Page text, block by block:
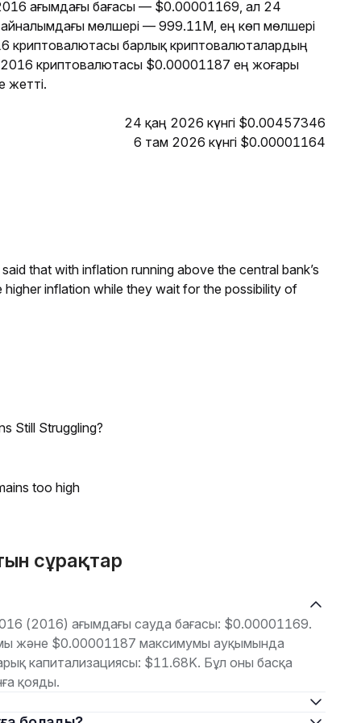
2016 ағымдағы бағасы — $0.00001169, ал 24
мөлшері — 999.11M, ең көп мөлшері
криптовалютасы барлық криптовалюталардың
криптовалютасы $0.00001187 ең жоғары
жетті.
24 қаң 2026 күнгі $0.00457346
6 там 2026 күнгі $0.00001164
that with inflation running above the central bank’s
inflation while they wait for the possibility of
Still Struggling?
too high
сұрақтар
(2016) ағымдағы сауда бағасы: $0.00001169.
және $0.00001187 максимумы ауқымында
капитализациясы: $11.68K. Бұл оны басқа
қояды.